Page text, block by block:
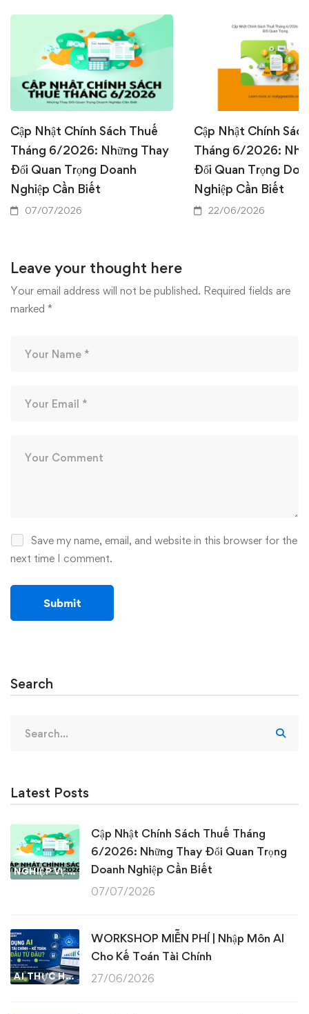
Cập Nhật Chính Sách Thuế
Tháng 6/2026: Những Thay
Đổi Quan Trọng Doanh
Nghiệp Cần Biết
07/07/2026
Cập Nhật Chính
Tháng 6/2026:
Đổi Quan Trọng
Nghiệp Cần Biết
22/06/2026
Leave your thought here
Your email address will not be published. Required fields are
marked *
Save my name, email, and website in this browser for the
next time I comment.
Search
for:
Latest Posts
NGHIỆP VỤ KẾ TOÁN & THUẾ
Cập Nhật Chính Sách Thuế Tháng
6/2026: Những Thay Đổi Quan Trọng
Doanh Nghiệp Cần Biết
07/07/2026
AI THỰC HÀNH
WORKSHOP MIỄN PHÍ | Nhập Môn AI
Cho Kế Toán Tài Chính
27/06/2026